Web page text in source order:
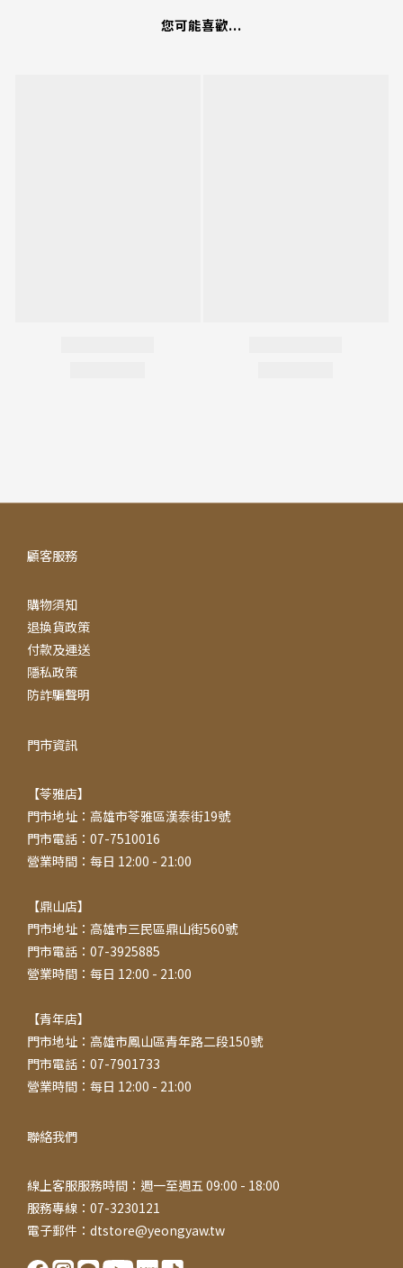
您可能喜歡...
顧客服務
購物須知
退換貨政策
付款及運送
隱私政策
防詐騙聲明
門市資訊
【苓雅店】
門市地址：高雄市苓雅區漢泰街19號
門市電話：07-7510016
營業時間：每日 12:00 - 21:00
【鼎山店】
門市地址：高雄市三民區鼎山街560號
門市電話：07-3925885
營業時間：每日 12:00 - 21:00
【青年店】
門市地址：高雄市鳳山區青年路二段150號
門市電話：07-7901733
營業時間：每日 12:00 - 21:00
聯絡我們
線上客服服務時間：週一至週五 09:00 - 18:00
服務專線：07-3230121
電子郵件：dtstore@yeongyaw.tw